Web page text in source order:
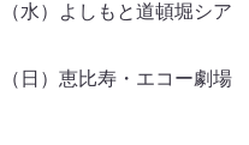
水）よしもと道頓堀シア
日）恵比寿・エコー劇場